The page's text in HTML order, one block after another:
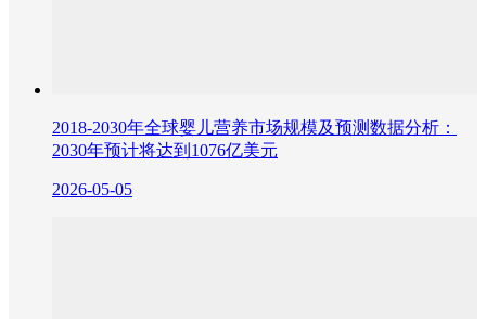
2018-2030年全球婴儿营养市场规模及预测数据分析：
2030年预计将达到1076亿美元
2026-05-05